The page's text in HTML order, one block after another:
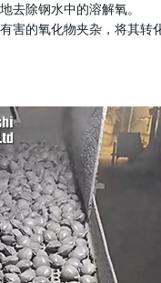
去除钢水中的溶解氧。
的氧化物夹杂，将其转